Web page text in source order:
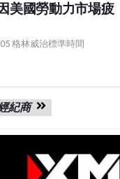
美國勞動力市場疲
格林威治標準時間
紀商